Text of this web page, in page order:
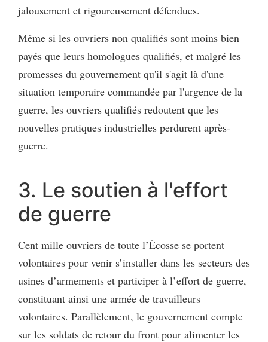
jalousement et rigoureusement défendues.
Même si les ouvriers non qualifiés sont moins bien
payés que leurs homologues qualifiés, et malgré les
promesses du gouvernement qu'il s'agit là d'une
situation temporaire commandée par l'urgence de la
guerre, les ouvriers qualifiés redoutent que les
nouvelles pratiques industrielles perdurent après-
guerre.
3. Le soutien à l'effort
de guerre
Cent mille ouvriers de toute l’Écosse se portent
volontaires pour venir s’installer dans les secteurs des
usines d’armements et participer à l’effort de guerre,
constituant ainsi une armée de travailleurs
volontaires. Parallèlement, le gouvernement compte
sur les soldats de retour du front pour alimenter les